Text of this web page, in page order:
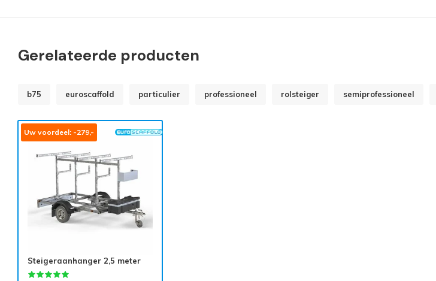
Gerelateerde producten
b75 euroscaffold particulier professioneel rolsteiger semiprofessioneel
Uw voordeel: -279,-
Steigeraanhanger 2,5 meter